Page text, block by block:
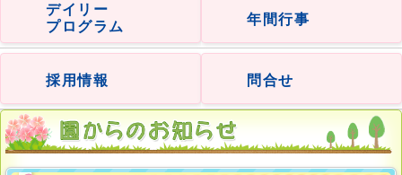
デイリー
プログラム
年間行事
採用情報 問合せ